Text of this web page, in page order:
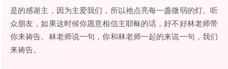
是的感谢主，因为主爱我们，所以祂点亮每一盏微弱的灯。听
众朋友，如果这时候你愿意相信主耶稣的话，好不好林老师带
你来祷告。林老师说一句，你和林老师一起的来说一句，我们
来祷告。